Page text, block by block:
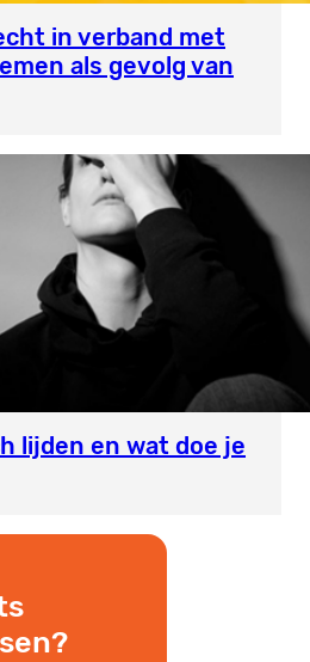
in verband met
als gevolg van
lijden en wat doe je